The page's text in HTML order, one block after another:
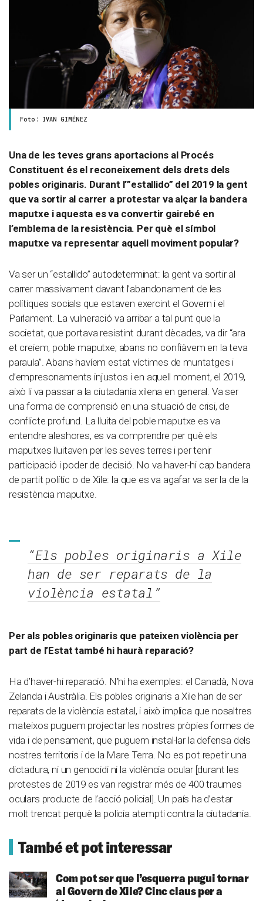
Foto: IVAN GIMÉNEZ
Una de les teves grans aportacions al Procés
Constituent és el reconeixement dels drets dels
pobles originaris. Durant l’”estallido” del 2019 la gent
que va sortir al carrer a protestar va alçar la bandera
maputxe i aquesta es va convertir gairebé en
l’emblema de la resistència. Per què el símbol
maputxe va representar aquell moviment popular?
Va ser un “estallido” autodeterminat: la gent va sortir al
carrer massivament davant l’abandonament de les
polítiques socials que estaven exercint el Govern i el
Parlament. La vulneració va arribar a tal punt que la
societat, que portava resistint durant dècades, va dir “ara
et creiem, poble maputxe; abans no confiàvem en la teva
paraula”. Abans havíem estat víctimes de muntatges i
d’empresonaments injustos i en aquell moment, el 2019,
això li va passar a la ciutadania xilena en general. Va ser
una forma de comprensió en una situació de crisi, de
conflicte profund. La lluita del poble maputxe es va
entendre aleshores, es va comprendre per què els
maputxes lluitaven per les seves terres i per tenir
participació i poder de decisió. No va haver-hi cap bandera
de partit polític o de Xile: la que es va agafar va ser la de la
resistència maputxe.
“Els pobles originaris a Xile
han de ser reparats de la
violència estatal”
Per als pobles originaris que pateixen violència per
part de l’Estat també hi haurà reparació?
Ha d’haver-hi reparació. N’hi ha exemples: el Canadà, Nova
Zelanda i Austràlia. Els pobles originaris a Xile han de ser
reparats de la violència estatal, i això implica que nosaltres
mateixos puguem projectar les nostres pròpies formes de
vida i de pensament, que puguem instal·lar la defensa dels
nostres territoris i de la Mare Terra. No es pot repetir una
dictadura, ni un genocidi ni la violència ocular [durant les
protestes de 2019 es van registrar més de 400 traumes
oculars producte de l’acció policial]. Un país ha d’estar
molt trencat perquè la policia atempti contra la ciutadania.
També et pot interessar
Com pot ser que l’esquerra pugui tornar
al Govern de Xile? Cinc claus per a